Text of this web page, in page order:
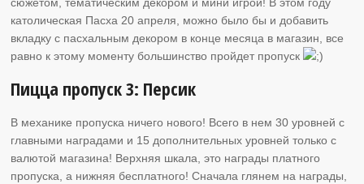
католическая Пасха 20 апреля, можно было бы и добавить
вкладку с пасхальным декором в конце месяца в магазин, все
равно к этому моменту большинство пройдет пропуск
Пицца пропуск 3: Персик
В механике пропуска ничего нового! Всего в нем 30 уровней с
главными наградами и 15 дополнительных уровней только с
валютой магазина! Верхняя шкала, это награды платного
пропуска, а нижняя бесплатного! Сначала глянем на награды,